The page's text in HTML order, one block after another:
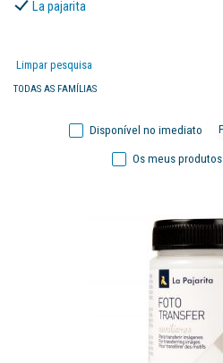
La pajarita
Limpar pesquisa
TODAS AS FAMÍLIAS
Disponível no imediato
Os meus produtos